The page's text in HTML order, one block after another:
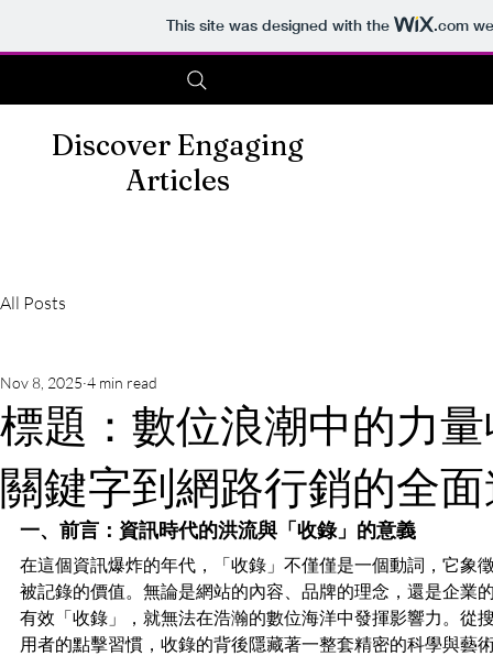
This site was designed with the .com
Discover Engaging
Articles
All Posts
標題：數位浪潮中的力
關鍵字到網路行銷的全
Nov 8, 2025 4 min read
一、前言：資訊時代的洪流與「收錄」的意義
在這個資訊爆炸的年代，「收錄」不僅僅是一個動詞，它象
被記錄的價值。無論是網站的內容、品牌的理念，還是企業
有效「收錄」，就無法在浩瀚的數位海洋中發揮影響力。從
用者的點擊習慣，收錄的背後隱藏著一整套精密的科學與藝